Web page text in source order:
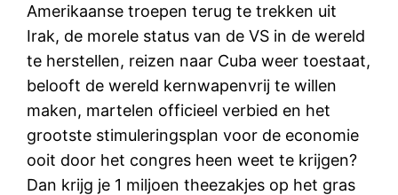
Amerikaanse troepen terug te trekken uit
Irak, de morele status van de VS in de wereld
te herstellen, reizen naar Cuba weer toestaat,
belooft de wereld kernwapenvrij te willen
maken, martelen officieel verbied en het
grootste stimuleringsplan voor de economie
ooit door het congres heen weet te krijgen?
Dan krijg je 1 miljoen theezakjes op het gras